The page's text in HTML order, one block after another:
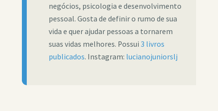
negócios, psicologia e desenvolvimento
pessoal. Gosta de definir o rumo de sua
vida e quer ajudar pessoas a tornarem
suas vidas melhores. Possui 3 livros
publicados. Instagram: lucianojuniorslj